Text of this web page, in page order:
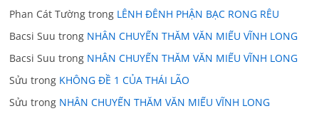
Phan Cát Tường trong LÊNH ĐÊNH PHẬN BẠC RONG RÊU
Bacsi Suu trong NHÂN CHUYẾN THĂM VĂN MIẾU VĨNH LONG
Bacsi Suu trong NHÂN CHUYẾN THĂM VĂN MIẾU VĨNH LONG
Sửu trong KHÔNG ĐỀ 1 CỦA THÁI LÃO
Sửu trong NHÂN CHUYẾN THĂM VĂN MIẾU VĨNH LONG